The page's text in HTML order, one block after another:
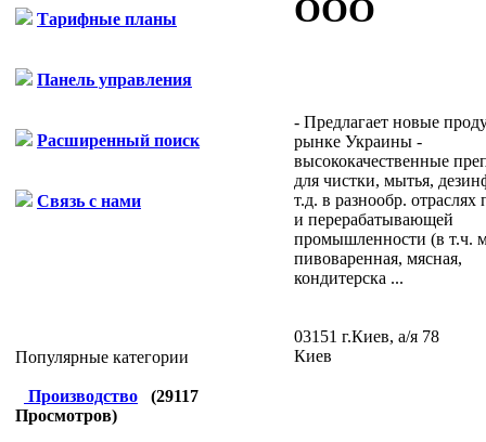
Тарифные планы
Панель управления
Расширенный поиск
Связь с нами
Популярные категории
Производство (29117
Просмотров)
ООО
- Предлагает новые
рынке Украины -
высококачественные
для чистки, мытья,
т.д. в разнообр.
и перерабатывающей
промышленности (в т.ч.
пивоваренная, мясная,
кондитерска ...
03151 г.Киев, а/я 78
Киев